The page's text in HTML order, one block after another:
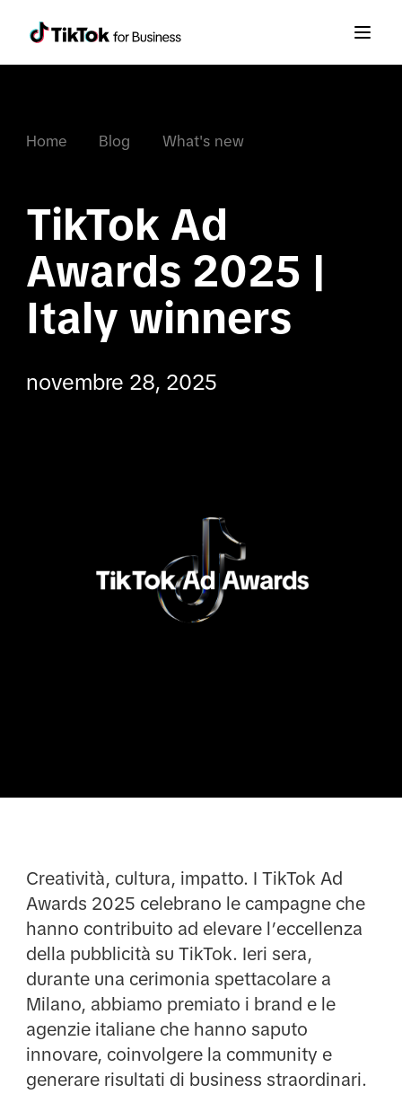
Home Blog What's new
TikTok Ad
Awards 2025 |
Italy winners
novembre 28, 2025
Creatività, cultura, impatto. I TikTok Ad
Awards 2025 celebrano le campagne che
hanno contribuito ad elevare l’eccellenza
della pubblicità su TikTok. Ieri sera,
durante una cerimonia spettacolare a
Milano, abbiamo premiato i brand e le
agenzie italiane che hanno saputo
innovare, coinvolgere la community e
generare risultati di business straordinari.